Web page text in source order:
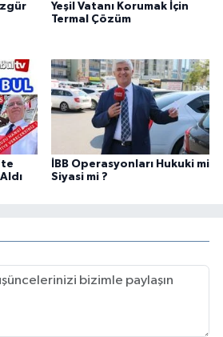
Yeşil Vatanı Korumak İçin
Termal Çözüm
İBB Operasyonları Hukuki mi
Siyasi mi ?